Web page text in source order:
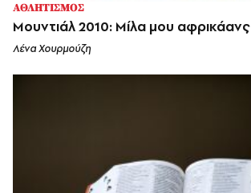
ΑΘΛΗΤΙΣΜΟΣ
Μουντιάλ 2010: Μίλα μου αφρικάανς
Λένα Χουρμούζη